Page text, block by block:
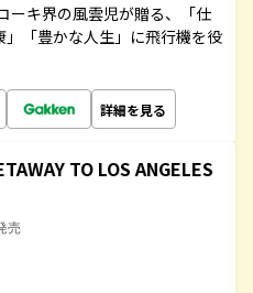
ーキ界の風雲児が贈る、「仕
「豊かな人生」に飛行機を役
詳細を見る
TO LOS ANGELES
売